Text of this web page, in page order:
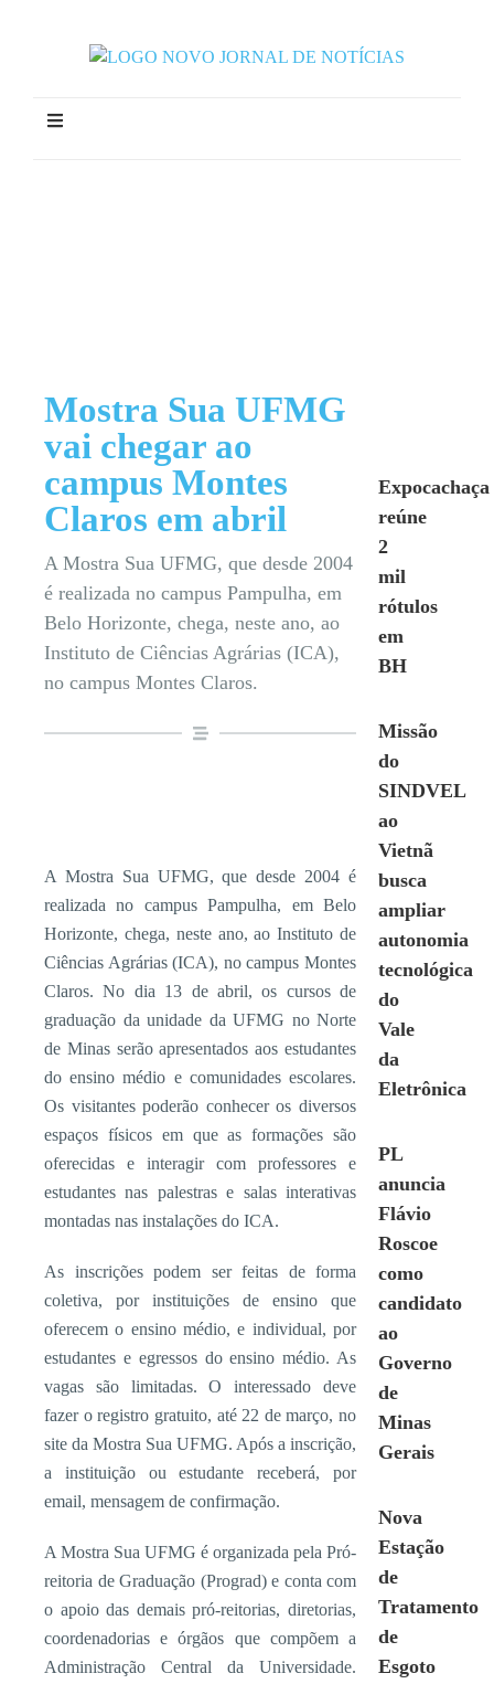
Mostra Sua UFMG
vai chegar ao
campus Montes
Claros em abril
A Mostra Sua UFMG, que desde 2004
é realizada no campus Pampulha, em
Belo Horizonte, chega, neste ano, ao
Instituto de Ciências Agrárias (ICA),
no campus Montes Claros.
A Mostra Sua UFMG, que desde 2004 é
realizada no campus Pampulha, em Belo
Horizonte, chega, neste ano, ao Instituto de
Ciências Agrárias (ICA), no campus Montes
Claros. No dia 13 de abril, os cursos de
graduação da unidade da UFMG no Norte
de Minas serão apresentados aos estudantes
do ensino médio e comunidades escolares.
Os visitantes poderão conhecer os diversos
espaços físicos em que as formações são
oferecidas e interagir com professores e
estudantes nas palestras e salas interativas
montadas nas instalações do ICA.
As inscrições podem ser feitas de forma
coletiva, por instituições de ensino que
oferecem o ensino médio, e individual, por
estudantes e egressos do ensino médio. As
vagas são limitadas. O interessado deve
fazer o registro gratuito, até 22 de março, no
site da Mostra Sua UFMG. Após a inscrição,
a instituição ou estudante receberá, por
email, mensagem de confirmação.
A Mostra Sua UFMG é organizada pela Pró-
reitoria de Graduação (Prograd) e conta com
o apoio das demais pró-reitorias, diretorias,
coordenadorias e órgãos que compõem a
Administração Central da Universidade.
Expocachaça
reúne
2
mil
rótulos
em
BH
Missão
do
SINDVEL
ao
Vietnã
busca
ampliar
autonomia
tecnológica
do
Vale
da
Eletrônica
PL
anuncia
Flávio
Roscoe
como
candidato
ao
Governo
de
Minas
Gerais
Nova
Estação
de
Tratamento
de
Esgoto